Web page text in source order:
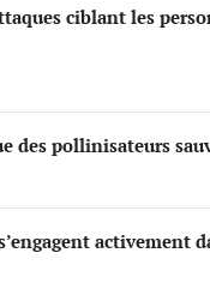
ciblant les
des pollinisateurs
activement